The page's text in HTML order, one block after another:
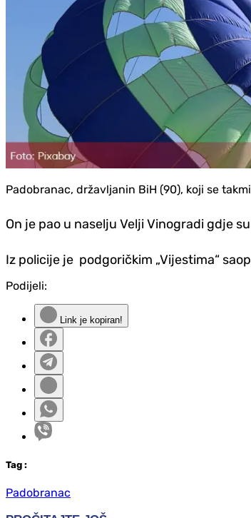
Padobranac, državljanin BiH (90), koji se
On je pao u naselju Velji Vinogradi gdje
Iz policije je podgoričkim „Vijestima“
Podijeli:
Link je kopiran!
Tag :
Padobranac